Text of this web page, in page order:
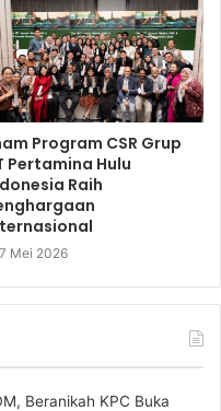
Program CSR Grup
Pertamina Hulu
Raih
7 Mei 2026
Beranikah KPC Buka